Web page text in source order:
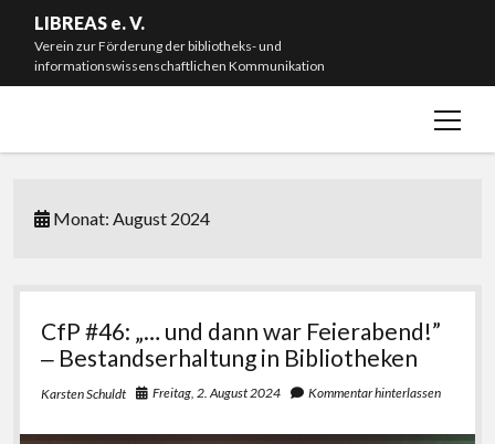
LIBREAS e. V.
Verein zur Förderung der bibliotheks- und
informationswissenschaftlichen Kommunikation
Menü
Mitmachen & Spenden
Satzung
Impressum
#L20J – Zwanzig Jahre LIBREAS. Library Ideas
Monat:August 2024
CfP #46: „… und dann war Feierabend!”
‒ Bestandserhaltung in Bibliotheken
Karsten Schuldt Freitag, 2. August 2024 Kommentar hinterlassen